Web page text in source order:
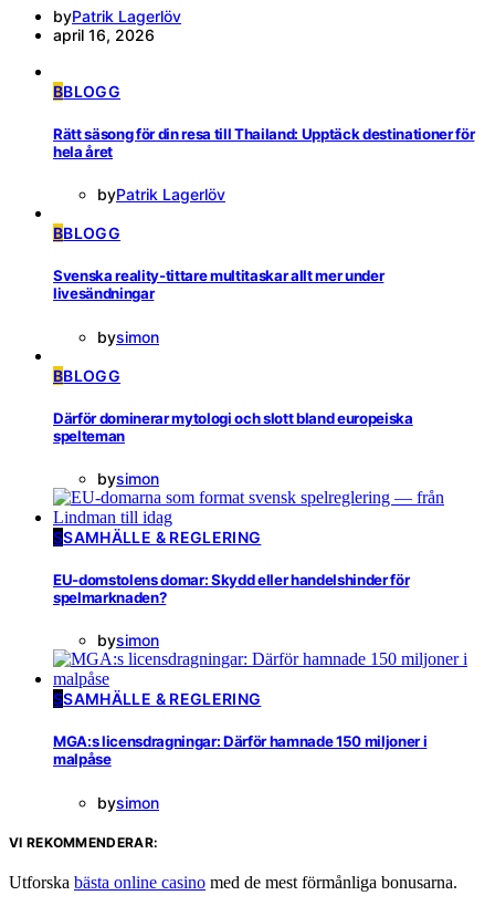
byPatrik Lagerlöv
april 16, 2026
BBLOGG
Rätt säsong för din resa till Thailand: Upptäck destinationer för
hela året
byPatrik Lagerlöv
BBLOGG
Svenska reality-tittare multitaskar allt mer under
livesändningar
bysimon
BBLOGG
Därför dominerar mytologi och slott bland europeiska
spelteman
bysimon
SSAMHÄLLE & REGLERING
EU-domstolens domar: Skydd eller handelshinder för
spelmarknaden?
bysimon
SSAMHÄLLE & REGLERING
MGA:s licensdragningar: Därför hamnade 150 miljoner i
malpåse
bysimon
VI REKOMMENDERAR:
Utforska bästa online casino med de mest förmånliga bonusarna.